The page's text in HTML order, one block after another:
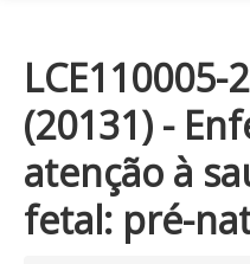
LCE110005-
(20131) -
atenção à
fetal: pré-